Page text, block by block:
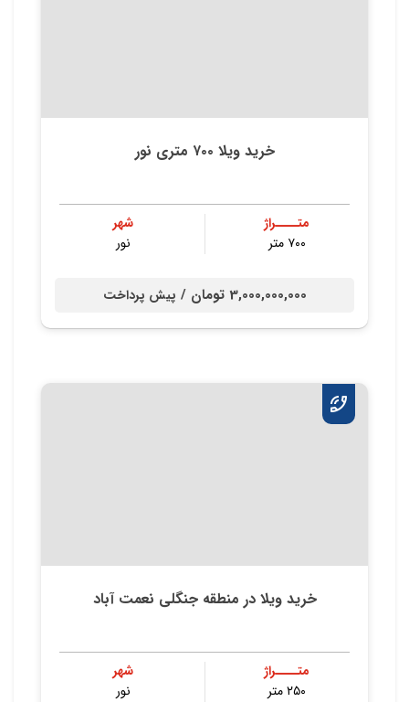
خرید ویلا ۷۰۰ متری نور
متــــراژ
۷۰۰ متر
شهر
نور
3,000,000,000 تومان / پیش پرداخت
خرید ویلا در منطقه جنگلی نعمت آباد
متــــراژ
۲۵۰ متر
شهر
نور